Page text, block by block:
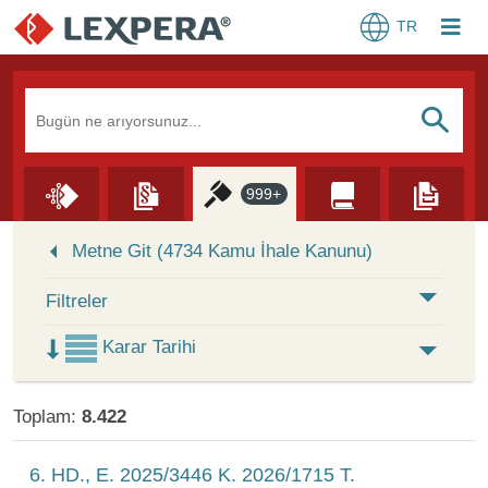
TR
S
999+
Metne Git (4734 Kamu İhale Kanunu)
Filtreler
Karar Tarihi
Toplam: 8.422
6. HD., E. 2025/3446 K. 2026/1715 T.